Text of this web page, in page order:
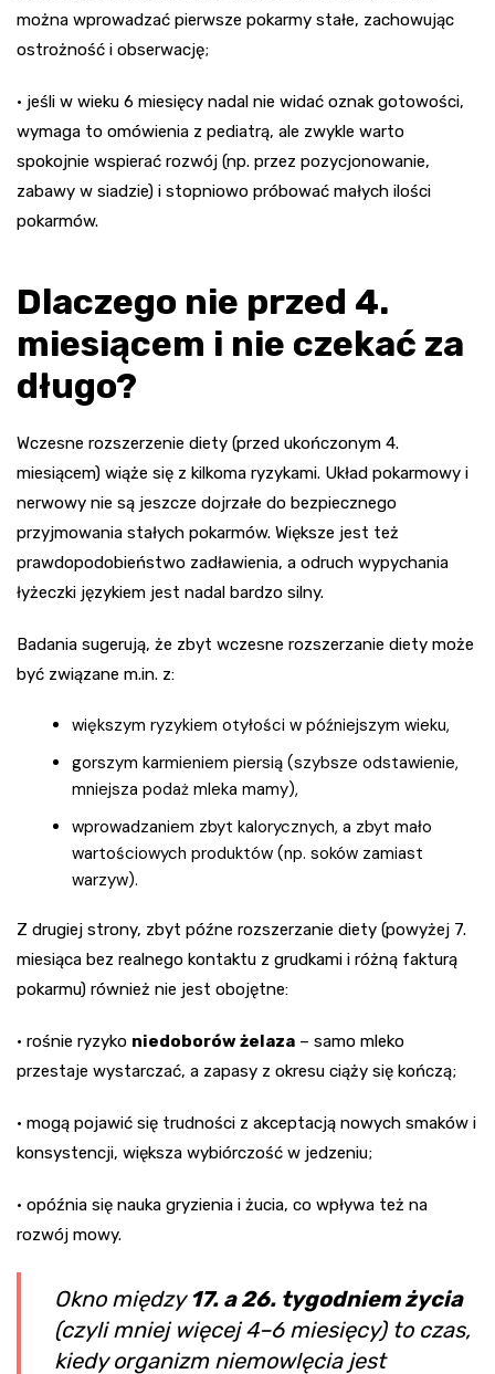
można wprowadzać pierwsze pokarmy stałe, zachowując
ostrożność i obserwację;
• jeśli w wieku 6 miesięcy nadal nie widać oznak gotowości,
wymaga to omówienia z pediatrą, ale zwykle warto
spokojnie wspierać rozwój (np. przez pozycjonowanie,
zabawy w siadzie) i stopniowo próbować małych ilości
pokarmów.
Dlaczego nie przed 4.
miesiącem i nie czekać za
długo?
Wczesne rozszerzenie diety (przed ukończonym 4.
miesiącem) wiąże się z kilkoma ryzykami. Układ pokarmowy i
nerwowy nie są jeszcze dojrzałe do bezpiecznego
przyjmowania stałych pokarmów. Większe jest też
prawdopodobieństwo zadławienia, a odruch wypychania
łyżeczki językiem jest nadal bardzo silny.
Badania sugerują, że zbyt wczesne rozszerzanie diety może
być związane m.in. z:
większym ryzykiem otyłości w późniejszym wieku,
gorszym karmieniem piersią (szybsze odstawienie,
mniejsza podaż mleka mamy),
wprowadzaniem zbyt kalorycznych, a zbyt mało
wartościowych produktów (np. soków zamiast
warzyw).
Z drugiej strony, zbyt późne rozszerzanie diety (powyżej 7.
miesiąca bez realnego kontaktu z grudkami i różną fakturą
pokarmu) również nie jest obojętne:
• rośnie ryzyko niedoborów żelaza – samo mleko
przestaje wystarczać, a zapasy z okresu ciąży się kończą;
• mogą pojawić się trudności z akceptacją nowych smaków i
konsystencji, większa wybiórczość w jedzeniu;
• opóźnia się nauka gryzienia i żucia, co wpływa też na
rozwój mowy.
Okno między17. a 26. tygodniem życia
(czyli mniej więcej 4–6 miesięcy) to czas,
kiedy organizm niemowlęcia jest